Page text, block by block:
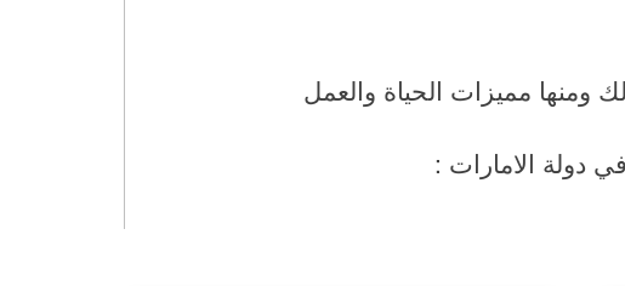
ومنها مميزات الحياة والعمل
دولة الامارات :